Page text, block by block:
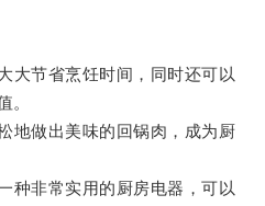
节省烹饪时间，同时还可以
。
做出美味的回锅肉，成为厨
非常实用的厨房电器，可以